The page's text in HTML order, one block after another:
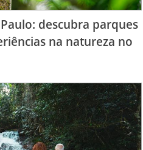
descubra parques
na natureza no